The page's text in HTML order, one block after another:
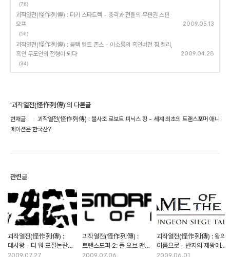
(76)
괴작열전(怪作列傳) : 터키 스타트렉 - 충격과 전율의 무판권 스핀
오프
(56)
2009.05.13
괴작열전(怪作列傳) : 블랙 벨트 존스 - 이소룡의 흑인버전 짐 켈리,
흑인 무도인의 전형이 되다
(34)
2009.04.28
'괴작열전(怪作列傳)'의 다른글
현재글
괴작열전(怪作列傳) : 불사조 로보트 피닉스 킹 - 세계 최초의 트랜스포머 애니
메이션은 한국산?
관련글
괴작열전(怪作列傳) :
대사왕 - 디 워 표절논란의
진실은?
2009.07.27
괴작열전(怪作列傳) :
트랜스모퍼 2: 폴 오브 맨
(스카이모퍼) - 이젠
2009.07.06
괴작열전(怪作列傳) : 왕의
이름으로 - 반지의 제왕에
도전한 우웨 볼의
2009.06.01